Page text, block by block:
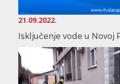
21.09.2022.
Isključenje vode u Novoj